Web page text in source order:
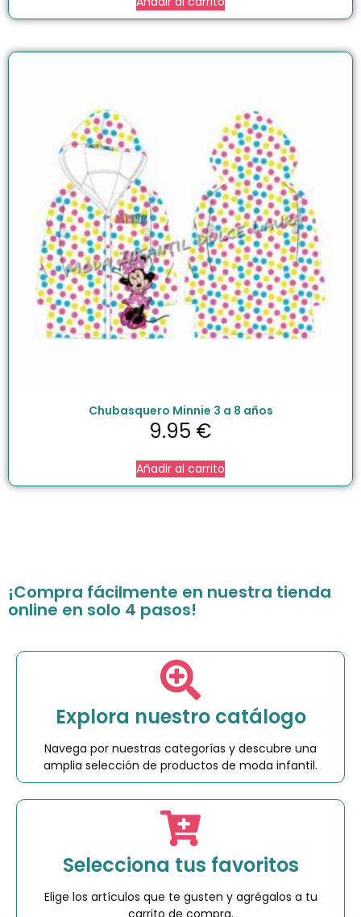
Chubasquero Minnie 3 a 8 años
9.95 €
Añadir al carrito
¡Compra fácilmente en nuestra tienda
online en solo 4 pasos!
Explora nuestro catálogo
Navega por nuestras categorías y descubre una
amplia selección de productos de moda infantil.
Selecciona tus favoritos
Elige los artículos que te gusten y agrégalos a tu